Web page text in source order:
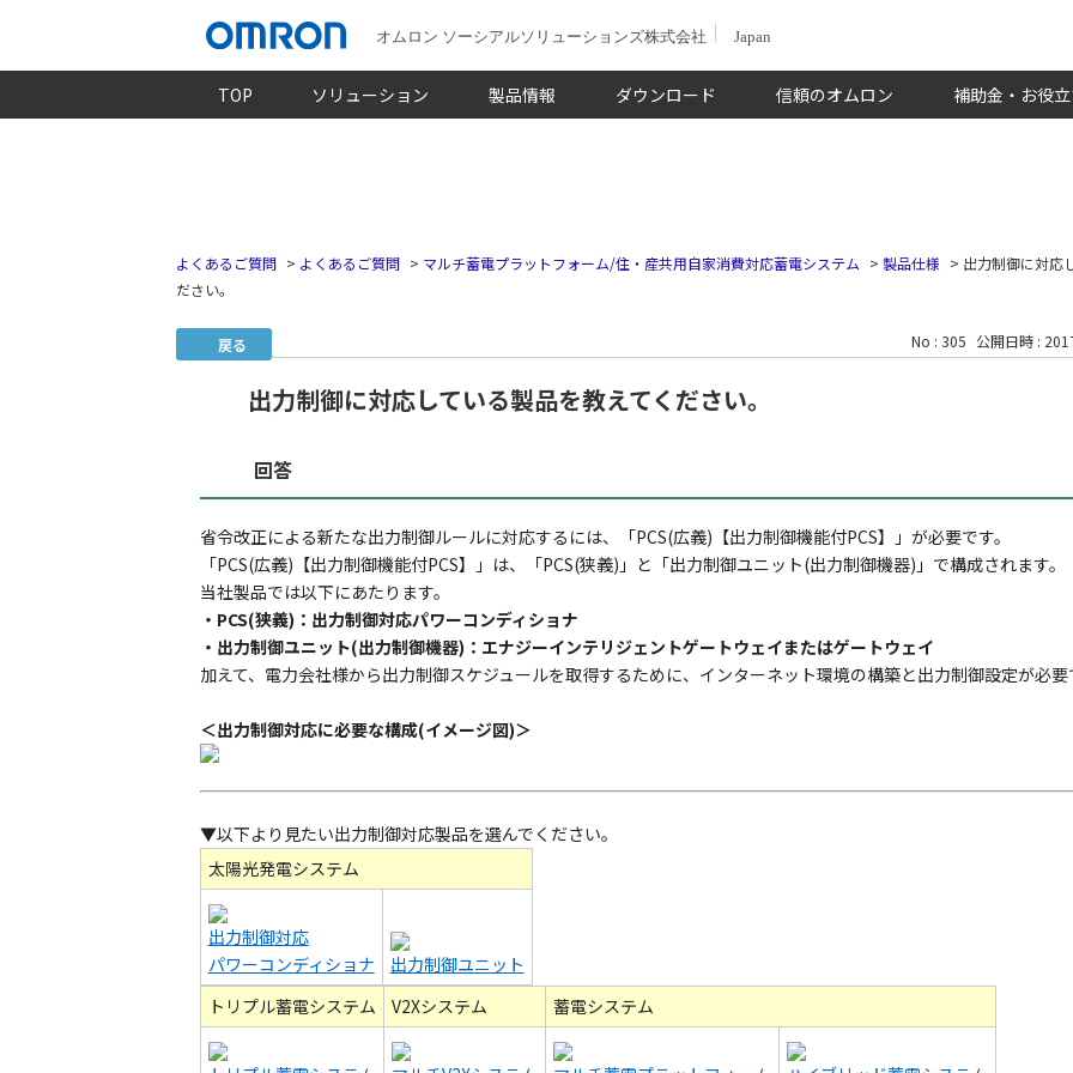
オムロン ソーシアルソリューションズ株式会社 Japan
TOP ソリューション 製品情報 ダウンロード 信頼のオムロン 補助金・お役
よくあるご質問 > よくあるご質問 > マルチ蓄電プラットフォーム/住・産共用自家消費対応蓄電システム > 製品仕様 > 出力制御に対応
ださい。
戻る No : 305 公開日時 :
出力制御に対応している製品を教えてください。
回答
省令改正による新たな出力制御ルールに対応するには、「PCS(広義)【出力制御機能付PCS】」が必要です。
「PCS(広義)【出力制御機能付PCS】」は、「PCS(狭義)」と「出力制御ユニット(出力制御機器)」で構成されます。
当社製品では以下にあたります。
・PCS(狭義)：出力制御対応パワーコンディショナ
・出力制御ユニット(出力制御機器)：エナジーインテリジェントゲートウェイまたはゲートウェイ
加えて、電力会社様から出力制御スケジュールを取得するために、インターネット環境の構築と出力制御設定が必要
＜出力制御対応に必要な構成(イメージ図)＞
▼以下より見たい出力制御対応製品を選んでください。
太陽光発電システム
出力制御対応
パワーコンディショナ
出力制御ユニット
トリプル蓄電システム
V2Xシステム 蓄電システム